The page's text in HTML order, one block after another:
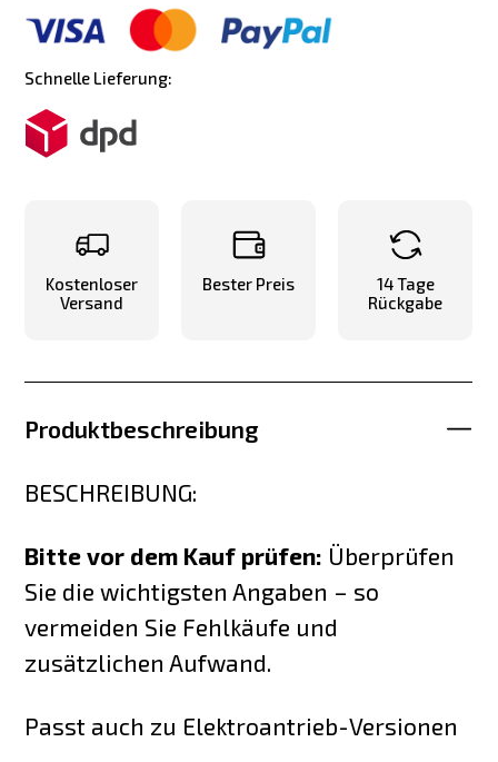
Schnelle Lieferung:
Kostenloser
Versand
Bester Preis
14 Tage
Rückgabe
Produktbeschreibung
BESCHREIBUNG:
Bitte vor dem Kauf prüfen: Überprüfen
Sie die wichtigsten Angaben – so
vermeiden Sie Fehlkäufe und
zusätzlichen Aufwand.
Passt auch zu Elektroantrieb-Versionen